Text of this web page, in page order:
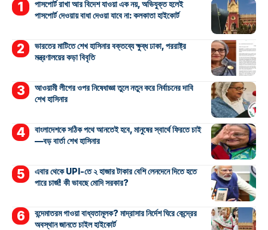
পাসপোর্ট রাখা আর বিদেশ যাওয়া এক নয়, অভিযুক্ত হলেই
পাসপোর্ট দেওয়ায় বাধা দেওয়া যাবে না: কলকাতা হাইকোর্ট
ভারতের মাটিতে শেখ হাসিনার বক্তব্যে ক্ষুব্ধ ঢাকা, পররাষ্ট্র
মন্ত্রণালয়ের কড়া বিবৃতি
আওয়ামী লীগের ওপর নিষেধাজ্ঞা তুলে নতুন করে নির্বাচনের দাবি
শেখ হাসিনার
বাংলাদেশকে সঠিক পথে আনতেই হবে, মানুষের স্বার্থে ফিরতে চাই
—বড় বার্তা শেখ হাসিনার
এবার থেকে UPI-তে ২ হাজার টাকার বেশি লেনদেনে দিতে হতে
পারে চার্জ! কী ভাবছে মোদি সরকার?
বন্দেমাতরম গাওয়া বাধ্যতামূলক? মাদ্রাসার নির্দেশ ঘিরে কেন্দ্রের
অবস্থান জানতে চাইল হাইকোর্ট